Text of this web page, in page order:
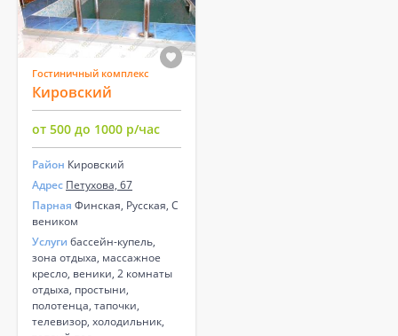
Гостиничный комплекс
Кировский
от 500 до 1000 р/час
Район Кировский
Адрес Петухова, 67
Парная Финская, Русская, С
веником
Услуги бассейн-купель,
зона отдыха, массажное
кресло, веники, 2 комнаты
отдыха, простыни,
полотенца, тапочки,
телевизор, холодильник,